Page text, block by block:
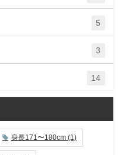
5
3
14
身長171〜180cm (1)